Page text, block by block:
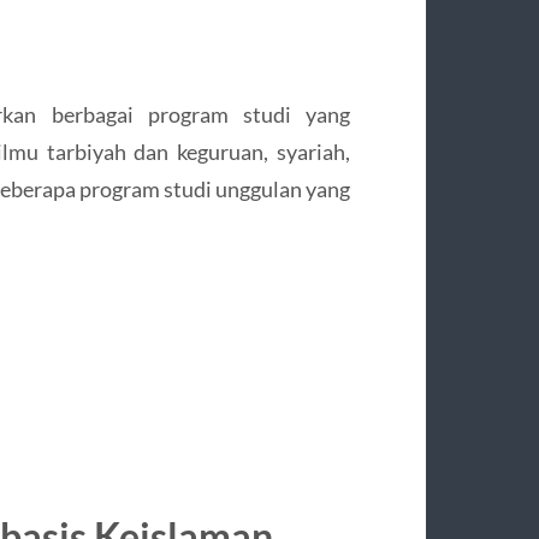
berbagai program studi yang
tarbiyah dan keguruan, syariah,
program studi unggulan yang